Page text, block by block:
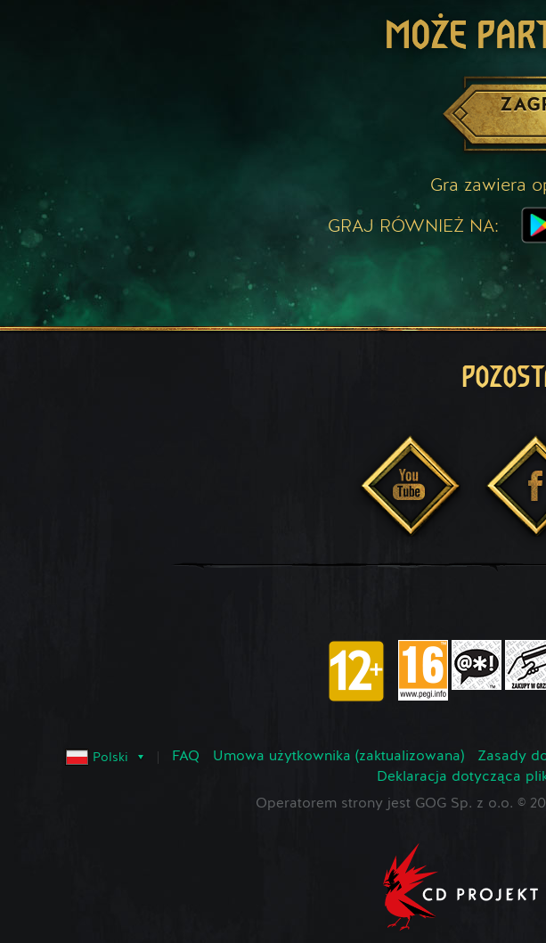
MOŻE
Gra zawiera
GRAJ RÓWNIEŻ NA:
Polski FAQ Umowa użytkownika (zaktualizowana) Zasady
Deklaracja dotycząca
Operatorem strony jest GOG Sp. z o.o. ©